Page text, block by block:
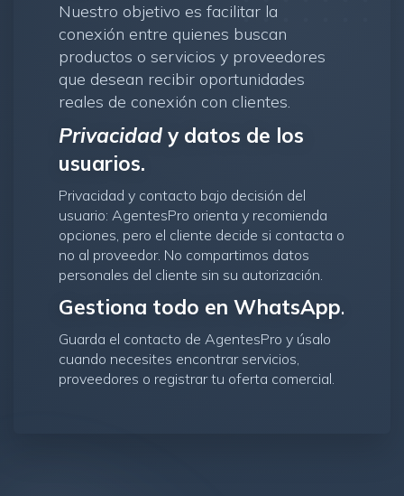
Nuestro objetivo es facilitar la
conexión entre quienes buscan
productos o servicios y proveedores
que desean recibir oportunidades
reales de conexión con clientes.
Privacidad y datos de los
usuarios.
Privacidad y contacto bajo decisión del
usuario: AgentesPro orienta y recomienda
opciones, pero el cliente decide si contacta o
no al proveedor. No compartimos datos
personales del cliente sin su autorización.
Gestiona todo en WhatsApp.
Guarda el contacto de AgentesPro y úsalo
cuando necesites encontrar servicios,
proveedores o registrar tu oferta comercial.